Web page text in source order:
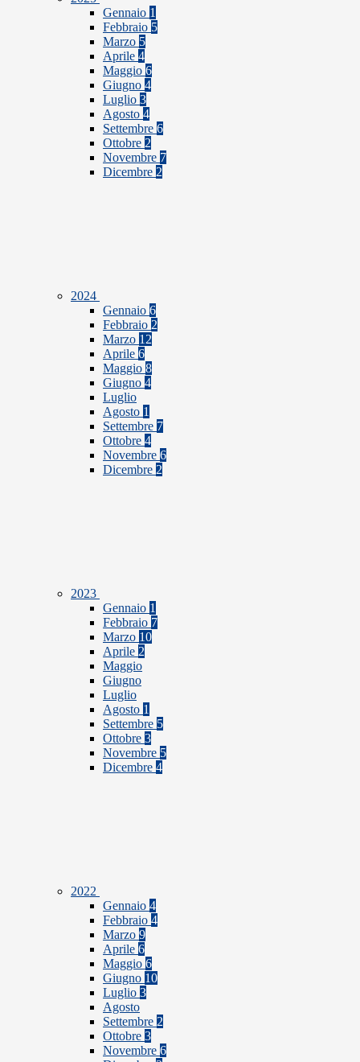
Gennaio 1
Febbraio 5
Marzo 5
Aprile 4
Maggio 6
Giugno 4
Luglio 3
Agosto 4
Settembre 6
Ottobre 2
Novembre 7
Dicembre 2
2024
Gennaio 6
Febbraio 2
Marzo 12
Aprile 6
Maggio 8
Giugno 4
Luglio
Agosto 1
Settembre 7
Ottobre 4
Novembre 6
Dicembre 2
2023
Gennaio 1
Febbraio 7
Marzo 10
Aprile 2
Maggio
Giugno
Luglio
Agosto 1
Settembre 5
Ottobre 3
Novembre 5
Dicembre 4
2022
Gennaio 4
Febbraio 4
Marzo 9
Aprile 6
Maggio 6
Giugno 10
Luglio 3
Agosto
Settembre 2
Ottobre 3
Novembre 6